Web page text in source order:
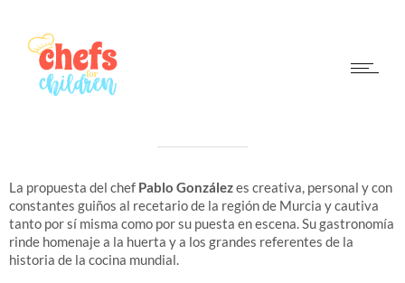
PABLO GONZÁLEZ
La propuesta del chef Pablo Gonzálezes creativa, personal y con
constantes guiños al recetario de la región de Murcia y cautiva
tanto por sí misma como por su puesta en escena. Su gastronomía
rinde homenaje a la huerta y a los grandes referentes de la
historia de la cocina mundial.